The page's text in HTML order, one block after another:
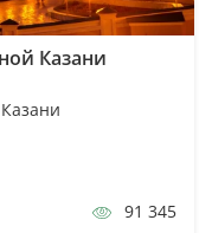
Казани
91 345